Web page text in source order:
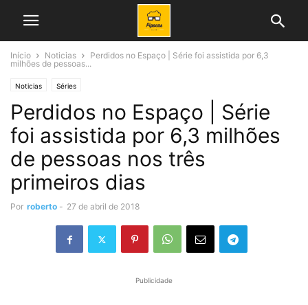
Início Noticias
Perdidos no Espaço | Série foi assistida por 6,3
milhões de pessoas...
Noticias Séries
Perdidos no Espaço | Série
foi assistida por 6,3 milhões
de pessoas nos três
primeiros dias
Por roberto - 27 de abril de 2018
Publicidade